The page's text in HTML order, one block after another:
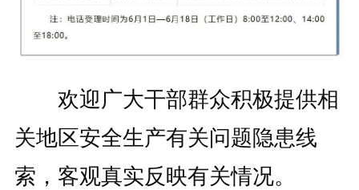
欢迎广大干部群众积极提供相
关地区安全生产有关问题隐患线
索，客观真实反映有关情况。